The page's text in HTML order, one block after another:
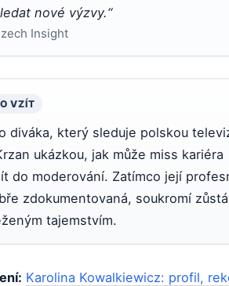
nové výzvy.“
Insight
VZÍT
diváka, který sleduje polskou
ukázkou, jak může miss kariéra
do moderování. Zatímco její
zdokumentovaná, soukromí
tajemstvím.
Karolina Kowalkiewicz: profil,